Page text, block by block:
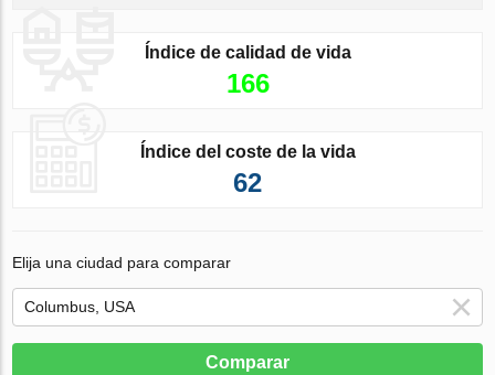
Índice de calidad de vida
166
Índice del coste de la vida
62
Elija una ciudad para comparar
Comparar